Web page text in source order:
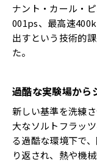
ナント・カール・
001ps、最高速
出すという技術的
た。
過酷な実験場から
新しい基準を洗練
大なソルトフラッ
る過酷な環境下で
り返され、熱や機